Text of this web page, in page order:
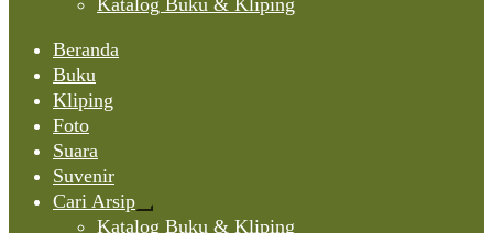
Katalog Buku & Kliping
Beranda
Buku
Kliping
Foto
Suara
Suvenir
Cari Arsip
Expand
Katalog Buku & Kliping